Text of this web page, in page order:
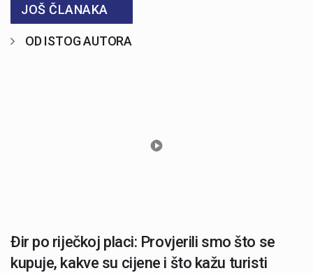
JOŠ ČLANAKA
OD ISTOG AUTORA
Đir po riječkoj placi: Provjerili smo što se
kupuje, kakve su cijene i što kažu turisti